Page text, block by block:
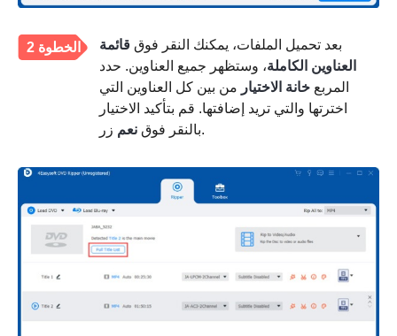
الخطوة 2 بعد تحميل الملفات، يمكنك النقر فوق قائمة
العناوين الكاملة، وستظهر جميع العناوين. حدد
المربع خانة الاختيار من بين كل العناوين التي
اخترتها والتي تريد إضافتها. قم بتأكيد الاختيار
بالنقر فوق نعم زر.